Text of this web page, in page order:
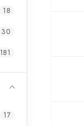
18
30
181
17